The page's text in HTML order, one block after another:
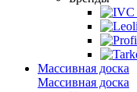
Массивная доска
Массивная доска